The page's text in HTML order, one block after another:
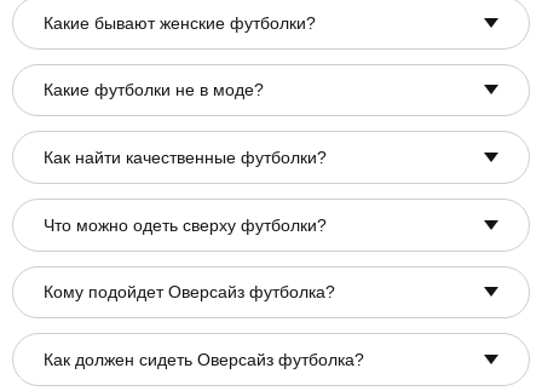
Какие бывают женские футболки?
Какие футболки не в моде?
Как найти качественные футболки?
Что можно одеть сверху футболки?
Кому подойдет Оверсайз футболка?
Как должен сидеть Оверсайз футболка?